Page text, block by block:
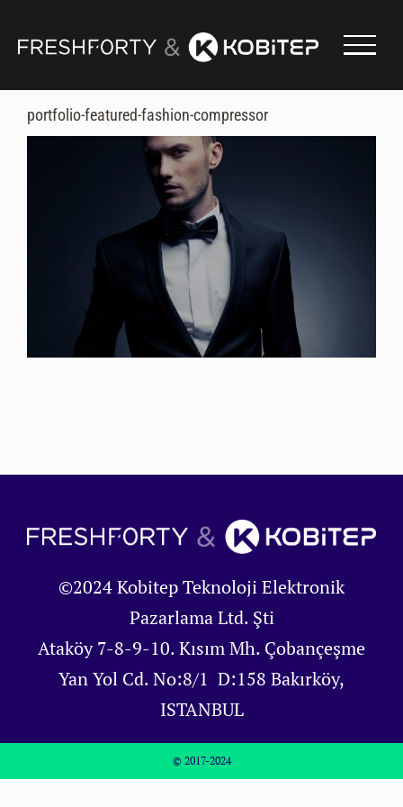
portfolio-featured-fashion-compressor
©2024 Kobitep Teknoloji Elektronik
Pazarlama Ltd. Şti
Ataköy 7-8-9-10. Kısım Mh. Çobançeşme
Yan Yol Cd. No:8/1 D:158 Bakırköy,
ISTANBUL
© 2017-2024